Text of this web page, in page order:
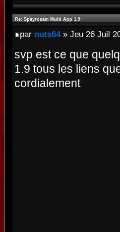
Re: Spayrosam Multi App 1.9
par nuts64» Jeu 26 Juil
svp est ce que
1.9 tous les liens
cordialement